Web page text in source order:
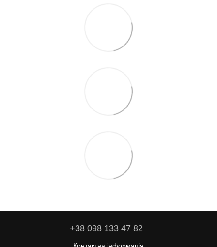
+38 098 133 47 82
Контактна інформація